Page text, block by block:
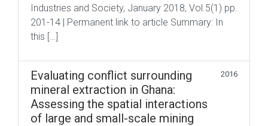
Industries and Society, January 2018, Vol.5(1) pp.
201-14 | Permanent link to article Summary: In
this […]
Evaluating conflict surrounding
mineral extraction in Ghana:
Assessing the spatial interactions
of large and small-scale mining
2016